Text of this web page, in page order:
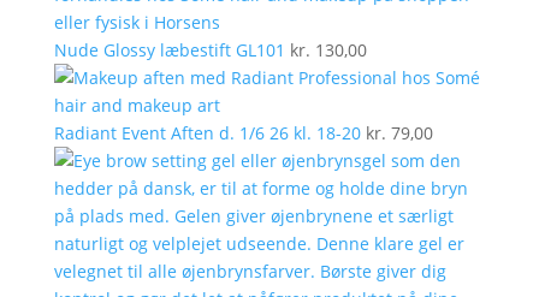
Nude Glossy læbestift GL101 kr. 130,00
Radiant Event Aften d. 1/6 26 kl. 18-20 kr. 79,00